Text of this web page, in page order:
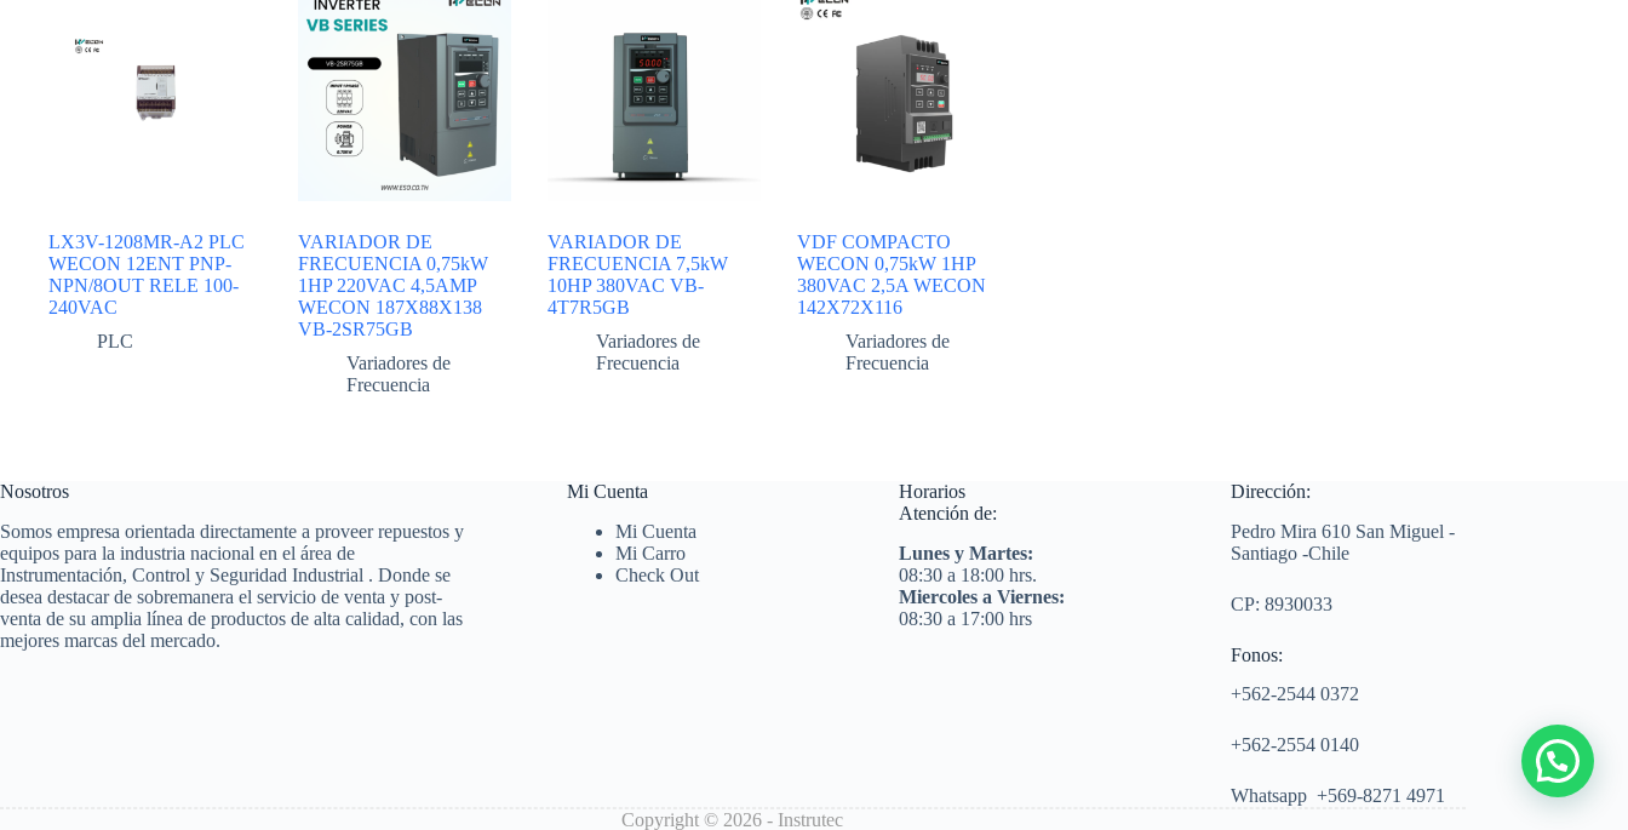
LX3V-1208MR-A2 PLC
WECON 12ENT PNP-
NPN/8OUT RELE 100-
240VAC
PLC
VARIADOR DE
FRECUENCIA 0,75kW
1HP 220VAC 4,5AMP
WECON 187X88X138
VB-2SR75GB
Variadores de
Frecuencia
VARIADOR DE
FRECUENCIA 7,5kW
10HP 380VAC VB-
4T7R5GB
Variadores de
Frecuencia
VDF COMPACTO
WECON 0,75kW 1HP
380VAC 2,5A WECON
142X72X116
Variadores de
Frecuencia
Nosotros
Somos empresa orientada directamente a proveer repuestos y
equipos para la industria nacional en el área de
Instrumentación, Control y Seguridad Industrial . Donde se
desea destacar de sobremanera el servicio de venta y post-
venta de su amplia línea de productos de alta calidad, con las
mejores marcas del mercado.
Mi Cuenta
Mi Cuenta
Mi Carro
Check Out
Horarios
Atención de:
Lunes y Martes:
08:30 a 18:00 hrs.
Miercoles a Viernes:
08:30 a 17:00 hrs
Dirección:
Pedro Mira 610 San Miguel -
Santiago -Chile
CP: 8930033
Fonos:
+562-2544 0372
+562-2554 0140
Whatsapp +569-8271 4971
Copyright © 2026 - Instrutec